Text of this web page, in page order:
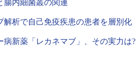
腸内細菌叢の関連
析で自己免疫疾患の患者を層別化
病新薬「レカネマブ」、その実力は?